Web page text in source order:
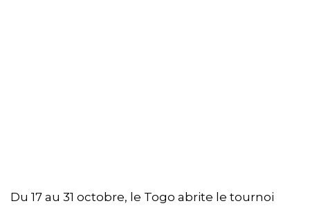
Du 17 au 31 octobre, le Togo abrite le tournoi